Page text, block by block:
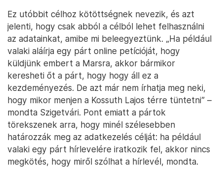
Ez utóbbit célhoz kötöttségnek nevezik, és azt
jelenti, hogy csak abból a célból lehet felhasználni
az adatainkat, amibe mi beleegyeztünk. „Ha például
valaki aláírja egy párt online petícióját, hogy
küldjünk embert a Marsra, akkor bármikor
keresheti őt a párt, hogy hogy áll ez a
kezdeményezés. De azt már nem írhatja meg neki,
hogy mikor menjen a Kossuth Lajos térre tüntetni” –
mondta Szigetvári. Pont emiatt a pártok
törekszenek arra, hogy minél szélesebben
határozzák meg az adatkezelés célját: ha például
valaki egy párt hírlevelére iratkozik fel, akkor nincs
megkötés, hogy miről szólhat a hírlevél, mondta.